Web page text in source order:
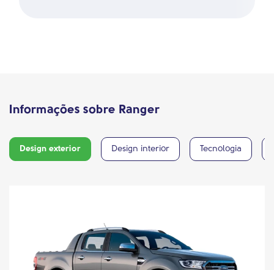
Informações sobre Ranger
Design exterior Design interior Tecnologia